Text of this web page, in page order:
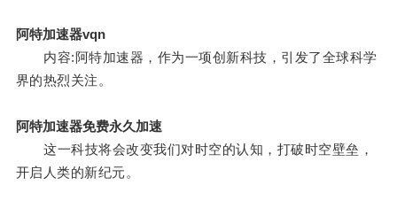
阿特加速器vqn
内容:阿特加速器，作为一项创新科技，引发了全球科学
界的热烈关注。
阿特加速器免费永久加速
这一科技将会改变我们对时空的认知，打破时空壁垒，
开启人类的新纪元。